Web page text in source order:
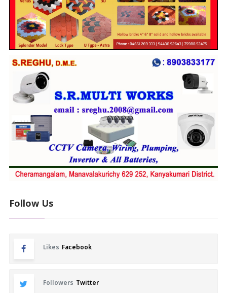
Follow Us
Likes Facebook
Followers Twitter